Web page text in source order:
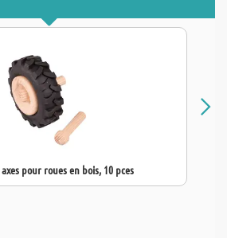
axes pour roues en bois, 10 pces